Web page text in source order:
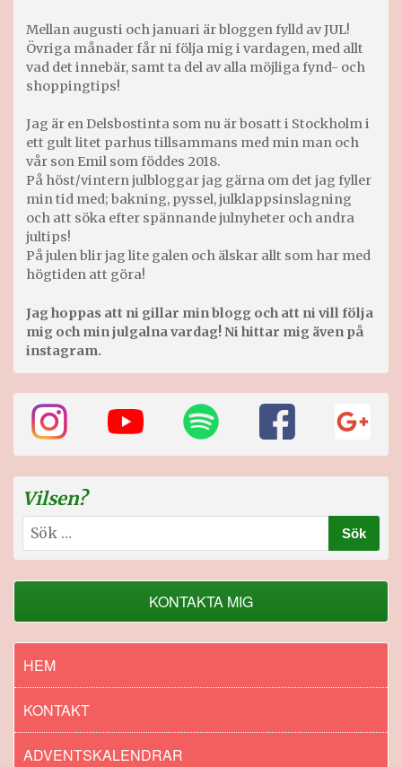
Mellan augusti och januari är bloggen fylld av JUL!
Övriga månader får ni följa mig i vardagen, med allt
vad det innebär, samt ta del av alla möjliga fynd- och
shoppingtips!
Jag är en Delsbostinta som nu är bosatt i Stockholm i
ett gult litet parhus tillsammans med min man och
vår son Emil som föddes 2018.
På höst/vintern julbloggar jag gärna om det jag fyller
min tid med; bakning, pyssel, julklappsinslagning
och att söka efter spännande julnyheter och andra
jultips!
På julen blir jag lite galen och älskar allt som har med
högtiden att göra!
Jag hoppas att ni gillar min blogg och att ni vill följa
mig och min julgalna vardag! Ni hittar mig även på
instagram.
Vilsen?
Sök
efter:
KONTAKTA MIG
HEM
KONTAKT
ADVENTSKALENDRAR